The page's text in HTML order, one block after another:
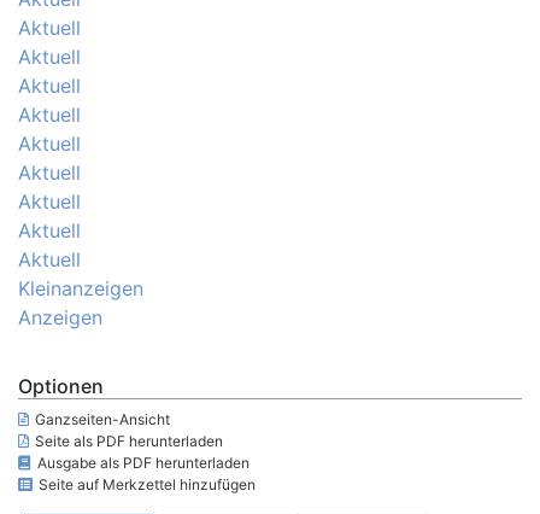
Aktuell
Aktuell
Aktuell
Aktuell
Aktuell
Aktuell
Aktuell
Aktuell
Aktuell
Kleinanzeigen
Anzeigen
Optionen
Ganzseiten-Ansicht
Seite als PDF herunterladen
Ausgabe als PDF herunterladen
Seite auf Merkzettel hinzufügen